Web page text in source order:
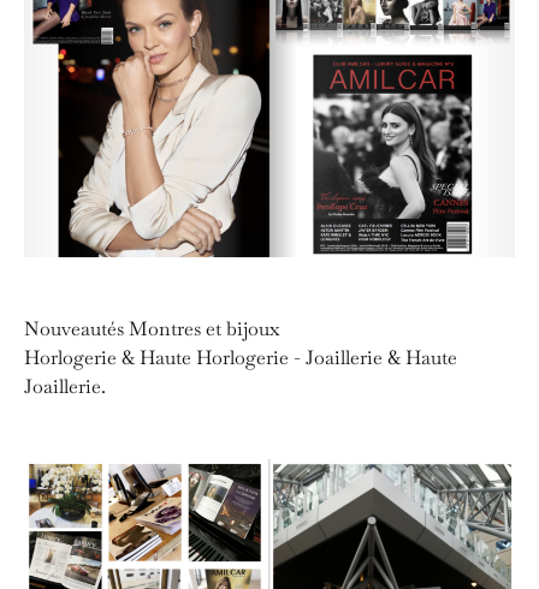
Nouveautés Montres et bijoux
Horlogerie & Haute Horlogerie - Joaillerie & Haute
Joaillerie.